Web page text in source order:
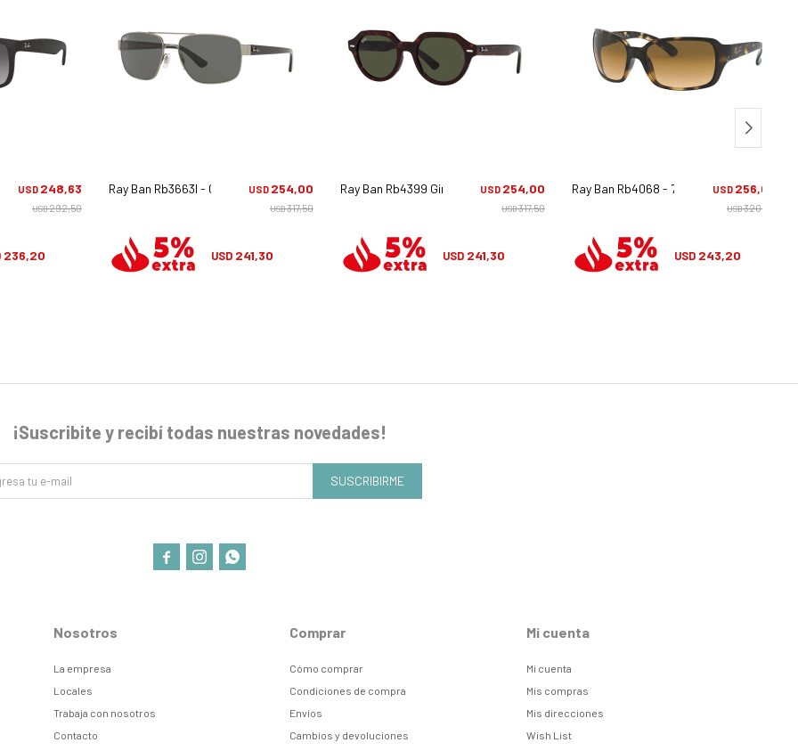
USD 248,63
USD292,50
236,20
Ray Ban Rb3663l - 004/58 USD 254,00
USD317,50
USD 241,30
Ray Ban Rb4399 Gina - 902/31
USD 254,00
USD317,50
USD 241,30
Ray Ban Rb4068 - 710/51 USD 256,00
USD320,00
USD 243,20
Nosotros
La empresa
Locales
Trabaja con nosotros
Contacto
Comprar
Cómo comprar
Condiciones de compra
Envíos
Cambios y devoluciones
Mi cuenta
Mi cuenta
Mis compras
Mis direcciones
Wish List
¡Suscribite y recibí todas nuestras novedades!
SUSCRIBIRME
  